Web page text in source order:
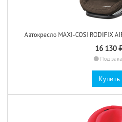
Автокресло MAXI-COSI RODIFIX
16 130
Под
Купить